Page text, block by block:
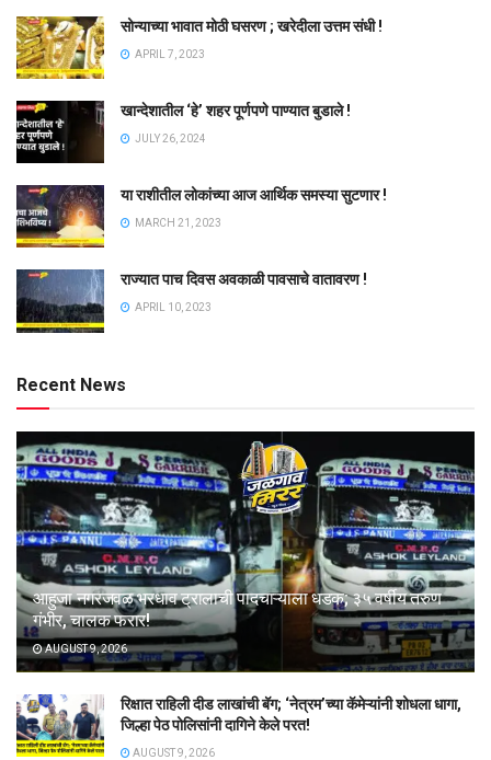
सोन्याच्या भावात मोठी घसरण ; खरेदीला उत्तम संधी !
APRIL 7, 2023
खान्देशातील ‘हे’ शहर पूर्णपणे पाण्यात बुडाले !
JULY 26, 2024
या राशीतील लोकांच्या आज आर्थिक समस्या सुटणार !
MARCH 21, 2023
राज्यात पाच दिवस अवकाळी पावसाचे वातावरण !
APRIL 10, 2023
Recent News
आहुजा नगरजवळ भरधाव ट्रालाची पादचाऱ्याला धडक; ३५ वर्षीय तरुण
गंभीर, चालक फरार!
AUGUST 9, 2026
रिक्षात राहिली दीड लाखांची बॅग; ‘नेत्रम’च्या कॅमेऱ्यांनी शोधला धागा,
जिल्हा पेठ पोलिसांनी दागिने केले परत!
AUGUST 9, 2026